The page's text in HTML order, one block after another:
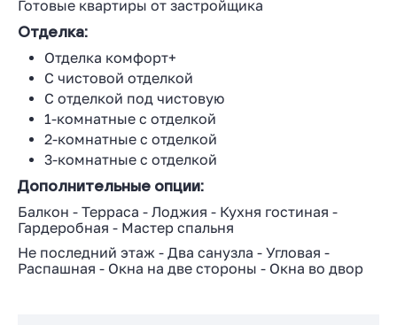
Готовые квартиры от застройщика
Отделка:
Отделка комфорт+
С чистовой отделкой
С отделкой под чистовую
1-комнатные с отделкой
2-комнатные с отделкой
3-комнатные с отделкой
Дополнительные опции:
Балкон - Терраса - Лоджия - Кухня гостиная -
Гардеробная - Мастер спальня
Не последний этаж - Два санузла - Угловая -
Распашная - Окна на две стороны - Окна во двор